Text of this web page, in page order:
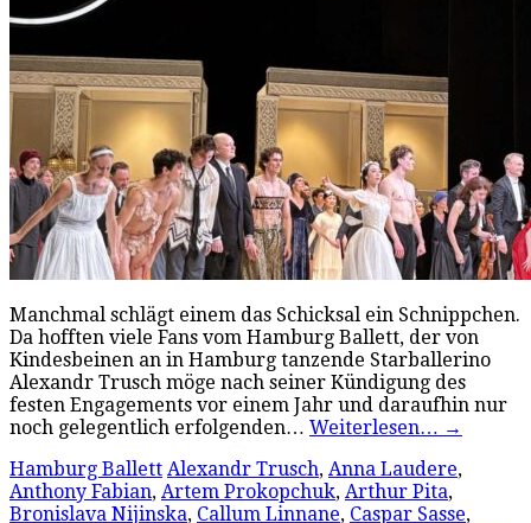
Manchmal schlägt einem das Schicksal ein Schnippchen.
Da hofften viele Fans vom Hamburg Ballett, der von
Kindesbeinen an in Hamburg tanzende Starballerino
Alexandr Trusch möge nach seiner Kündigung des
festen Engagements vor einem Jahr und daraufhin nur
noch gelegentlich erfolgenden… Weiterlesen… →
Hamburg Ballett Alexandr Trusch, Anna Laudere,
Anthony Fabian, Artem Prokopchuk, Arthur Pita,
Bronislava Nijinska, Callum Linnane, Caspar Sasse,